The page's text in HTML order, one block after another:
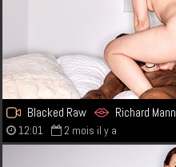
Blacked Raw Richard Mann
12:01 2 mois il y a